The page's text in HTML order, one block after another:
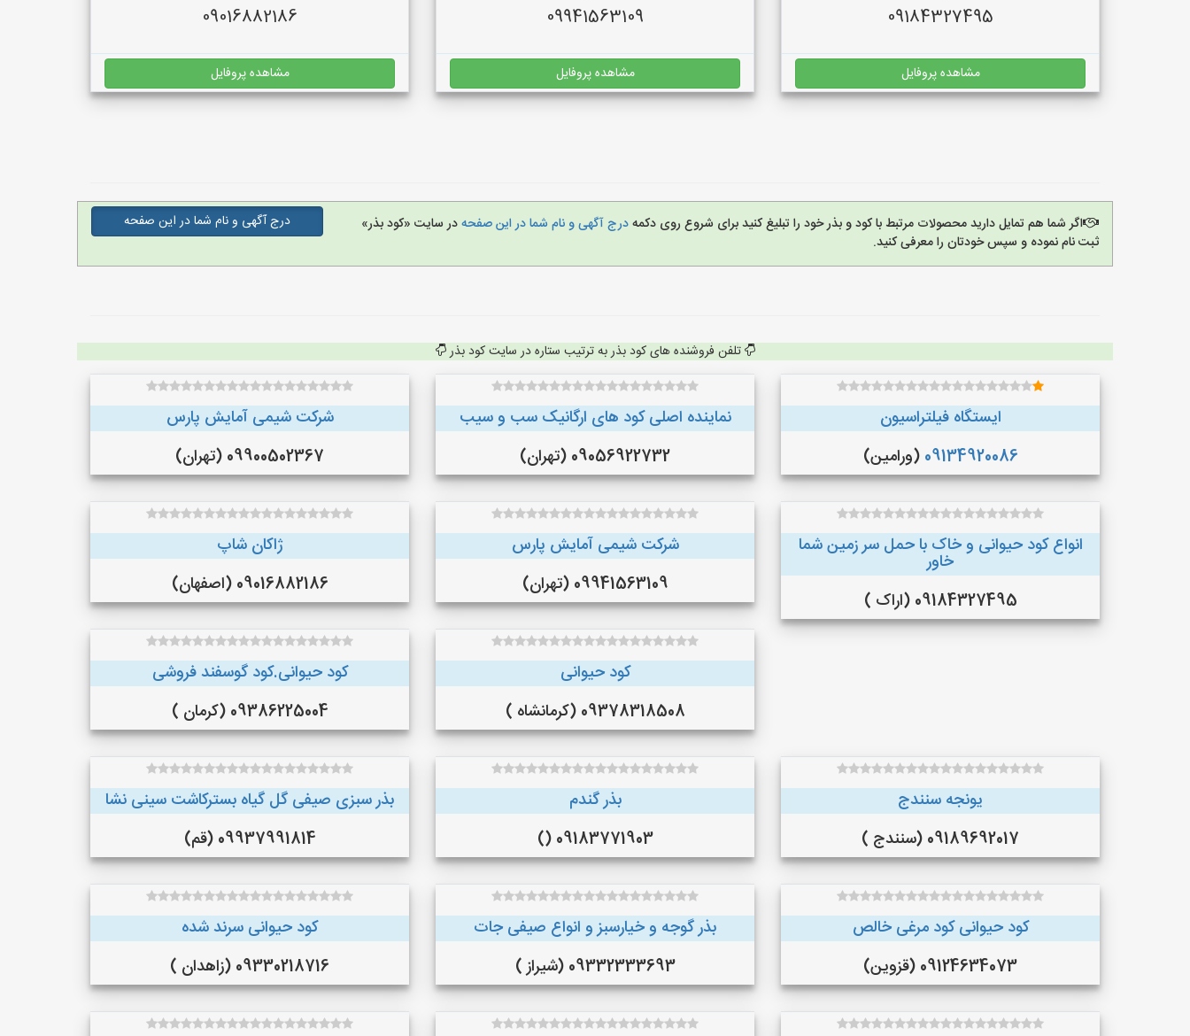
09184327495
مشاهده پروفایل
09941563109
مشاهده پروفایل
09016882186
مشاهده پروفایل
اگر شما هم تمایل دارید محصولات مرتبط با کود و بذر خود را تبلیغ کنید برای شروع روی دکمهدرج آگهی و نام شما در این صفحهدر سایت «کود بذر»
ثبت نام نموده و سپس خودتان را معرفی کنید.
درج آگهی و نام شما در این صفحه
تلفن فروشنده های کود بذر به ترتیب ستاره در سایت کود بذر
ایستگاه فیلتراسیون
09134920086 (ورامین)
نماینده اصلی کود های ارگانیک سب و سیب
09056922732 (تهران)
شرکت شیمی آمایش پارس
09900502367 (تهران)
انواع کود حیوانی و خاک با حمل سر زمین شما
خاور
09184327495 (اراک )
شرکت شیمی آمایش پارس
09941563109 (تهران)
ژاکان شاپ
09016882186 (اصفهان)
کود حیوانی
09378318508 (کرمانشاه )
کود حیوانی.کود گوسفند فروشی
09386225004 (کرمان )
یونجه سنندج
09189692017 (سنندج )
بذر گندم
09183771903 ()
بذر سبزی صیفی گل گیاه بسترکاشت سینی نشا
09937991814 (قم)
کود حیوانی کود مرغی خالص
09124634073 (قزوین)
بذر گوجه و خیارسبز و انواع صیفی جات
09332333693 (شیراز )
کود حیوانی سرند شده
09330218716 (زاهدان )